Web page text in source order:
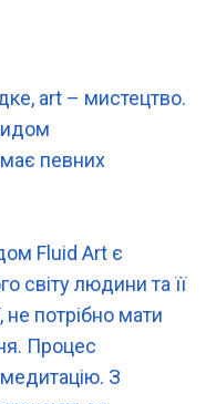
art – мистецтво.
певних
Fluid Art є
світу людини та її
не потрібно мати
Процес
З